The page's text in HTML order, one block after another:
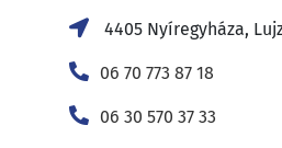
4405 Nyíregyháza,
06 70 773 87 18
06 30 570 37 33